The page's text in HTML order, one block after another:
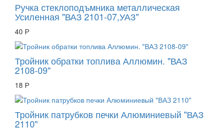
Ручка стеклоподъмника металлическая
Усиленная "ВАЗ 2101-07,УАЗ"
40 Р
Тройник обратки топлива Аллюмин. "ВАЗ
2108-09"
18 Р
Тройник патрубков печки Алюминиевый "ВАЗ
2110"